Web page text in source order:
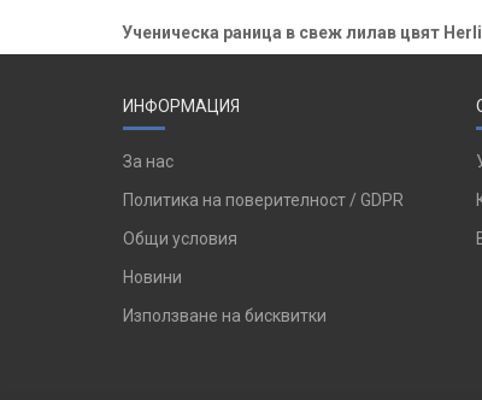
Ученическа раница в свеж лилав цвят
ИНФОРМАЦИЯ
За нас
Политика на поверителност / GDPR
Общи условия
Новини
Използване на бисквитки